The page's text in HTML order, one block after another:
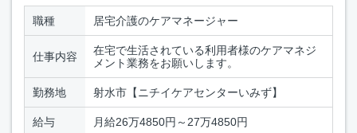
職種 居宅介護のケアマネージャー
仕事内容
在宅で生活されている利用者様のケアマネジ
メント業務をお願いします。
勤務地 射水市【ニチイケアセンターいみず】
給与 月給26万4850円～27万4850円